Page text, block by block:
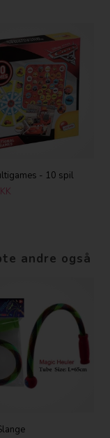
- 10 spil
andre også